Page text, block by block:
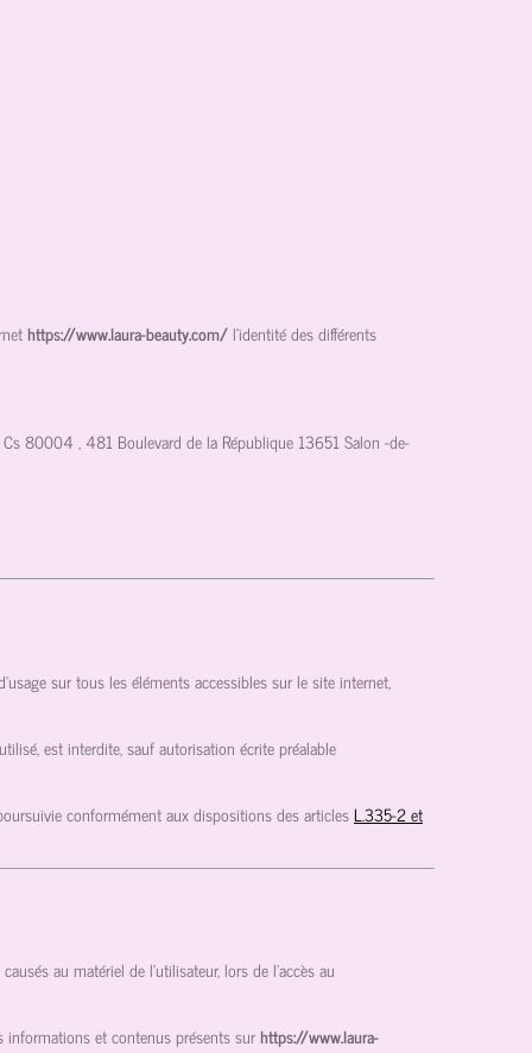
https://www.laura-beauty.com/ l'identité des différents
Cs 80004 , 481 Boulevard de la République 13651 Salon -de-
sur tous les éléments accessibles sur le site internet,
est interdite, sauf autorisation écrite préalable
conformément aux dispositions des articles L.335-2 et
au matériel de l’utilisateur, lors de l’accès au
informations et contenus présents surhttps://www.laura-